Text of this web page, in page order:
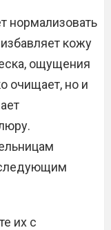
нормализовать
кожу
ощущения
очищает, но и
их с